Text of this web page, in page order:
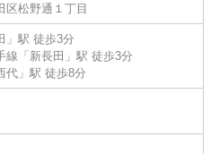
区松野通 １丁目
」駅 徒歩3分
線 「 新長田 」駅 徒歩3分
代 」駅 徒歩8分